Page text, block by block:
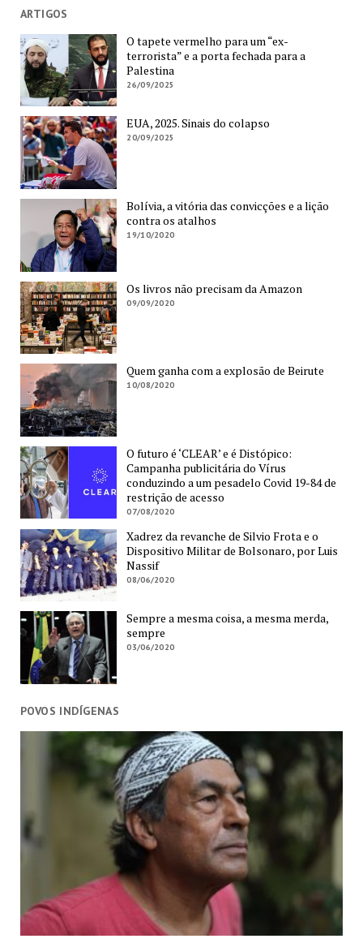
ARTIGOS
O tapete vermelho para um “ex-
terrorista” e a porta fechada para a
Palestina
26/09/2025
EUA, 2025. Sinais do colapso
20/09/2025
Bolívia, a vitória das convicções e a lição
contra os atalhos
19/10/2020
Os livros não precisam da Amazon
09/09/2020
Quem ganha com a explosão de Beirute
10/08/2020
O futuro é ‘CLEAR’ e é Distópico:
Campanha publicitária do Vírus
conduzindo a um pesadelo Covid 19-84 de
restrição de acesso
07/08/2020
Xadrez da revanche de Silvio Frota e o
Dispositivo Militar de Bolsonaro, por Luis
Nassif
08/06/2020
Sempre a mesma coisa, a mesma merda,
sempre
03/06/2020
POVOS INDÍGENAS